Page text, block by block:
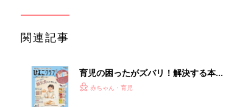
関連記事
育児の困ったがズバリ！解決する本
『ひよこクラブ 秋号』 4カ月～2才
赤ちゃん・育児